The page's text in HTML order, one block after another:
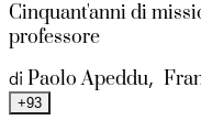
Cinquant'anni di
professore
di Paolo Apeddu,
+93